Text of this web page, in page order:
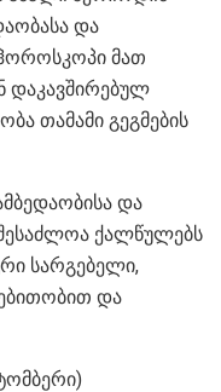
და
მათ
დაკავშირებულ
თამამი გეგმების
და
ქალწულებს
სარგებელი,
და